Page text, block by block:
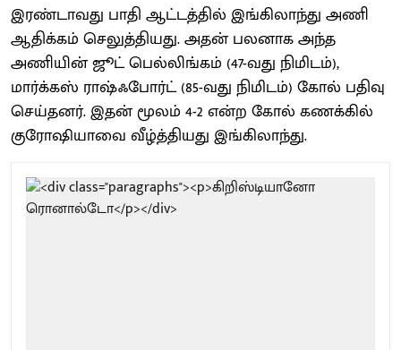
இரண்டாவது பாதி ஆட்டத்தில் இங்கிலாந்து அணி
ஆதிக்கம் செலுத்தியது. அதன் பலனாக அந்த
அணியின் ஜூட் பெல்லிங்கம் (47-வது நிமிடம்),
மார்க்கஸ் ராஷ்ஃபோர்ட் (85-வது நிமிடம்) கோல் பதிவு
செய்தனர். இதன் மூலம் 4-2 என்ற கோல் கணக்கில்
குரோஷியாவை வீழ்த்தியது இங்கிலாந்து.